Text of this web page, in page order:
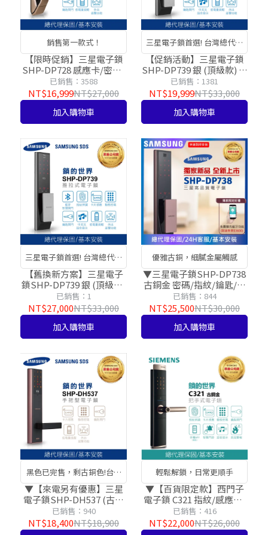
銷售第一款式！
【限時促銷】三星電子鎖
SHP-DP728 感應卡/密碼/
藍芽APP/指紋/鑰匙【台灣
總代理公司貨】
已銷售：3588
NT$16,999NT$27,000
加入購物車
三星電子鎖首選! 台灣總代理
公司貨!
【促銷活動】三星電子鎖
SHP-DP739 銀 (頂級款) 感
應卡/密碼/藍芽APP/指紋/
鑰匙【台灣總代理公司
貨】
已銷售：1381
NT$19,999NT$33,000
加入購物車
三星電子鎖首選! 台灣總代理
公司貨!
【舊換新方案】三星電子
鎖SHP-DP739 銀 (頂級款)
感應卡/密碼/藍芽APP/指
紋/鑰匙【台灣總代理公司
貨】
已銷售：1
NT$27,000NT$33,000
加入購物車
優雅古銅，細膩金屬觸感
▼三星電子鎖SHP-DP738
古銅金 密碼/指紋/鑰匙/藍
芽開門【台灣總代理公司
貨】
已銷售：844
NT$25,500NT$30,000
加入購物車
黑色已完售，剩古銅色!台灣
總代理公司貨!品質保障最安
心!
▼【來電另有優惠】三星
電子鎖SHP-DH537 (古銅
色) 密碼/感應卡/鑰匙三合
一【台灣總代理公司貨】
已銷售：940
NT$18,400NT$18,900
輕鬆解鎖，日常更順手
▼【百貨限定款】西門子
電子鎖 C321 指紋/感應卡/
密碼/鑰匙【台灣總代理公
司貨】
已銷售：416
NT$22,000NT$26,000